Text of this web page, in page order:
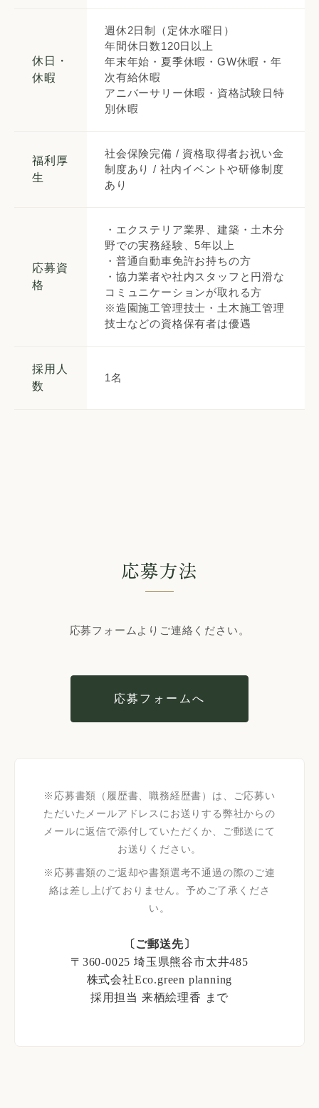
休日・
休暇
週休2日制（定休水曜日）
年間休日数120日以上
年末年始・夏季休暇・GW休暇・年
次有給休暇
アニバーサリー休暇・資格試験日特
別休暇
福利厚
生
社会保険完備 / 資格取得者お祝い金
制度あり / 社内イベントや研修制度
あり
応募資
格
・エクステリア業界、建築・土木分
野での実務経験、5年以上
・普通自動車免許お持ちの方
・協力業者や社内スタッフと円滑な
コミュニケーションが取れる方
※造園施工管理技士・土木施工管理
技士などの資格保有者は優遇
採用人
数
1名
応募方法
応募フォームよりご連絡ください。
応募フォームへ
※応募書類（履歴書、職務経歴書）は、ご応募い
ただいたメールアドレスにお送りする弊社からの
メールに返信で添付していただくか、ご郵送にて
お送りください。
※応募書類のご返却や書類選考不通過の際のご連
絡は差し上げておりません。予めご了承くださ
い。
〔ご郵送先〕
〒360-0025 埼玉県熊谷市太井485
株式会社Eco.green planning
採用担当 来栖絵理香 まで